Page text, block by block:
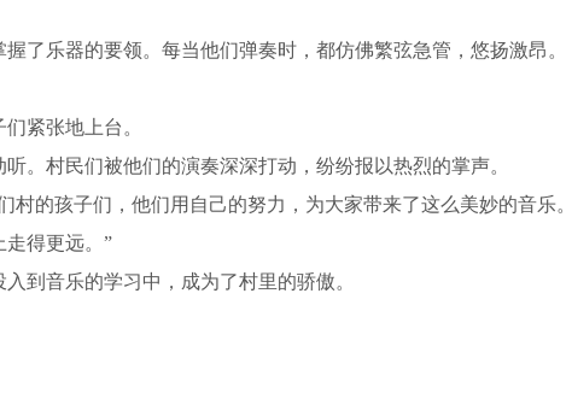
了乐器的要领。每当他们弹奏时，都仿佛繁弦急管，悠扬激昂。
紧张地上台。
。村民们被他们的演奏深深打动，纷纷报以热烈的掌声。
村的孩子们，他们用自己的努力，为大家带来了这么美妙的音乐
得更远。”
到音乐的学习中，成为了村里的骄傲。